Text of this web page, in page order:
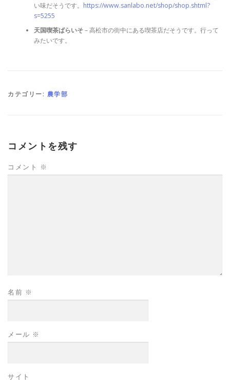
い味だそうです。 https://www.sanlabo.net/shop/shop.shtml?
s=5255
天国喫茶ぱらいそ– 高松市の街中にある喫茶店だそうです。行って
みたいです。
カテゴリー: 農学部
コメントを残す
コメント ※
名前 ※
メール ※
サイト